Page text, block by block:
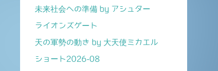
未来社会への準備 by アシュター
ライオンズゲート
天の軍勢の動き by 大天使ミカエル
ショート2026-08